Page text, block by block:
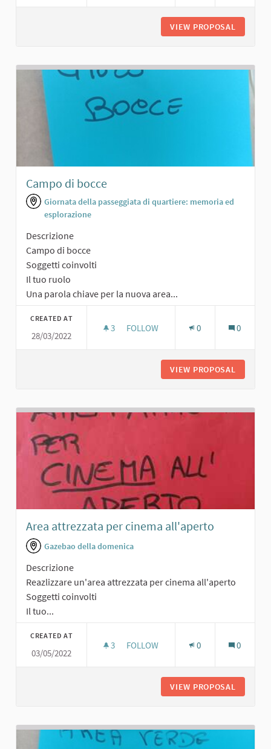
VIEW PROPOSAL
Campo di bocce
Giornata della passeggiata di quartiere: memoria ed
esplorazione
Descrizione
Campo di bocce
Soggetti coinvolti
Il tuo ruolo
Una parola chiave per la nuova area...
CREATED AT
28/03/2022
3 3 FOLLOWERS
FOLLOW 0 0
VIEW PROPOSAL
Area attrezzata per cinema all'aperto
Gazebao della domenica
Descrizione
Reazlizzare un'area attrezzata per cinema all'aperto
Soggetti coinvolti
Il tuo...
CREATED AT
03/05/2022
3 3 FOLLOWERS
FOLLOW 0 0
VIEW PROPOSAL